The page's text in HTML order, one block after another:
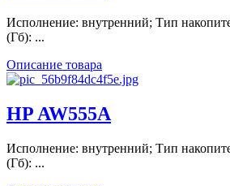
Исполнение: внутренний; Тип
(Гб): ...
Описание товара
HP AW555A
Исполнение: внутренний; Тип
(Гб): ...